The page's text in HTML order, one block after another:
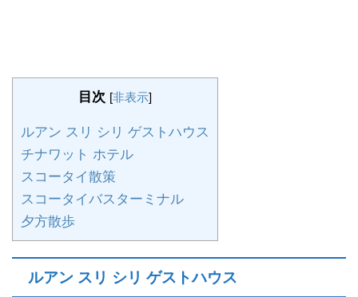
目次 [非表示]
ルアン スリ シリ ゲストハウス
チナワット ホテル
スコータイ散策
スコータイバスターミナル
夕方散歩
ルアン スリ シリ ゲストハウス